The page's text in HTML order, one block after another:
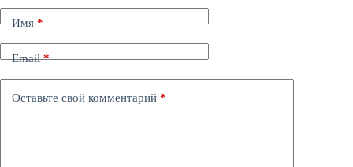
Имя*
Email*
Оставьте свой комментарий *